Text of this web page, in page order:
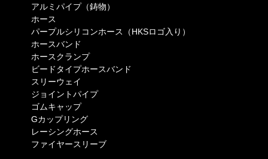
アルミパイプ（鋳物）
ホース
パープルシリコンホース（HKSロゴ入り）
ホースバンド
ホースクランプ
ビードタイプホースバンド
スリーウェイ
ジョイントパイプ
ゴムキャップ
Gカップリング
レーシングホース
ファイヤースリーブ